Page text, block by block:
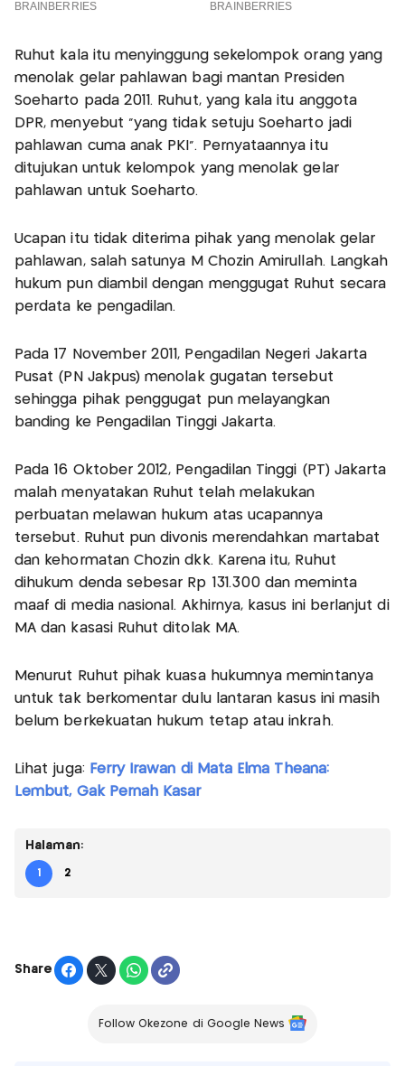
Ruhut kala itu menyinggung sekelompok orang yang
menolak gelar pahlawan bagi mantan Presiden
Soeharto pada 2011. Ruhut, yang kala itu anggota
DPR, menyebut “yang tidak setuju Soeharto jadi
pahlawan cuma anak PKI”. Pernyataannya itu
ditujukan untuk kelompok yang menolak gelar
pahlawan untuk Soeharto.
Ucapan itu tidak diterima pihak yang menolak gelar
pahlawan, salah satunya M Chozin Amirullah. Langkah
hukum pun diambil dengan menggugat Ruhut secara
perdata ke pengadilan.
Pada 17 November 2011, Pengadilan Negeri Jakarta
Pusat (PN Jakpus) menolak gugatan tersebut
sehingga pihak penggugat pun melayangkan
banding ke Pengadilan Tinggi Jakarta.
Pada 16 Oktober 2012, Pengadilan Tinggi (PT) Jakarta
malah menyatakan Ruhut telah melakukan
perbuatan melawan hukum atas ucapannya
tersebut. Ruhut pun divonis merendahkan martabat
dan kehormatan Chozin dkk. Karena itu, Ruhut
dihukum denda sebesar Rp 131.300 dan meminta
maaf di media nasional. Akhirnya, kasus ini berlanjut di
MA dan kasasi Ruhut ditolak MA.
Menurut Ruhut pihak kuasa hukumnya memintanya
untuk tak berkomentar dulu lantaran kasus ini masih
belum berkekuatan hukum tetap atau inkrah.
Lihat juga: Ferry Irawan di Mata Elma Theana:
Lembut, Gak Pernah Kasar
Halaman:
1 2
Share
Follow Okezone di Google News